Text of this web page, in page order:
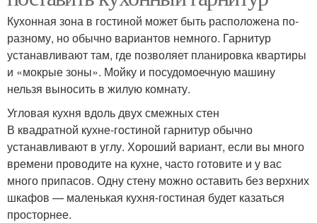
Кухонная зона в гостиной может быть расположена по-
разному, но обычно вариантов немного. Гарнитур
устанавливают там, где позволяет планировка квартиры
и «мокрые зоны». Мойку и посудомоечную машину
нельзя выносить в жилую комнату.
Угловая кухня вдоль двух смежных стен
В квадратной кухне-гостиной гарнитур обычно
устанавливают в углу. Хороший вариант, если вы много
времени проводите на кухне, часто готовите и у вас
много припасов. Одну стену можно оставить без верхних
шкафов — маленькая кухня-гостиная будет казаться
просторнее.